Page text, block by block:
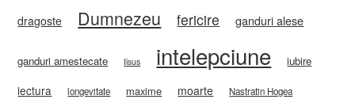
dragoste Dumnezeu fericire ganduri alese
ganduri amestecate Iisus intelepciune iubire
lectura longevitate maxime moarte Nastratin Hogea